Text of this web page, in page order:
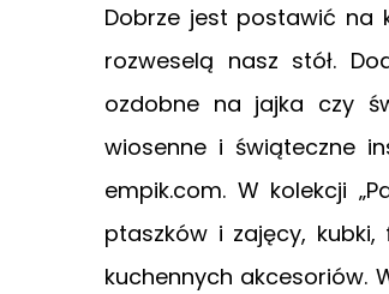
Dobrze jest postawić na
rozweselą nasz stół.
ozdobne na jajka czy
wiosenne i świąteczne
empik.com. W kolekcji
ptaszków i zajęcy,
kuchennych akcesoriów.